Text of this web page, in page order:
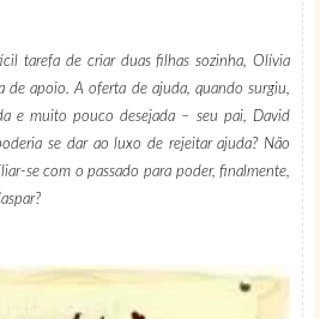
tarefa de criar duas filhas sozinha, Olívia
de apoio. A oferta de ajuda, quando surgiu,
e muito pouco desejada – seu pai, David
se dar ao luxo de rejeitar ajuda? Não
se com o passado para poder, finalmente,